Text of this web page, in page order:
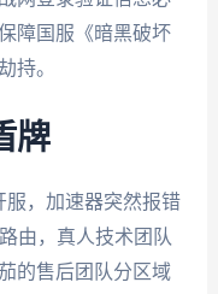
障国服《暗黑破坏
持。
牌
服，加速器突然报错
由，真人技术团队
的售后团队分区域